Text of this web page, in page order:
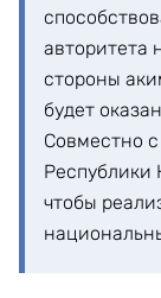
авторитета
стороны
будет
Совместно
Республики
чтобы